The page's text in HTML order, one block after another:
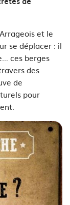
et le
se déplacer : il
ces berges
des
de
pour